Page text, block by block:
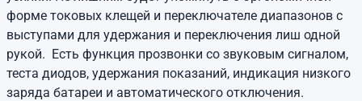
форме токовых клещей и переключателе диапазонов с
выступами для удержания и переключения лиш одной
рукой. Есть функция прозвонки со звуковым сигналом,
теста диодов, удержания показаний, индикация низкого
заряда батареи и автоматического отключения.